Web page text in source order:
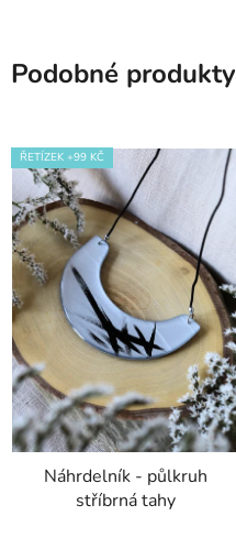
Podobné produkty
ŘETÍZEK +99 KČ
Náhrdelník - půlkruh
stříbrná tahy